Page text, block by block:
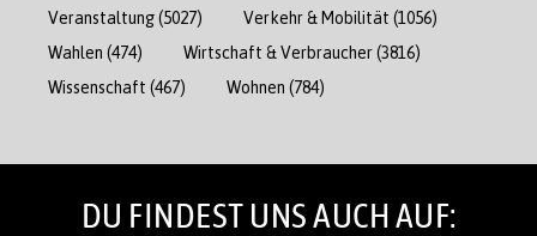
Veranstaltung(5027) Verkehr & Mobilität (1056)
Wahlen (474) Wirtschaft & Verbraucher(3816)
Wissenschaft (467) Wohnen (784)
DU FINDEST UNS AUCH AUF: